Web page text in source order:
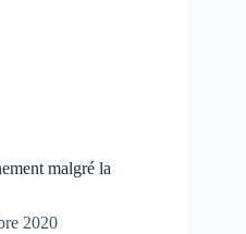
malgré la
2020